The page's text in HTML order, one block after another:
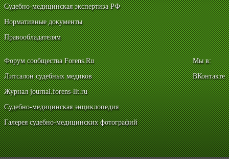
Судебно-медицинская экспертиза РФ
Нормативные документы
Правообладателям
Форум сообщества Forens.Ru
Литсалон судебных медиков
Журнал journal.forens-lit.ru
Судебно-медицинская энциклопедия
Галерея судебно-медицинских фотографий
Мы в:
ВКонтакте